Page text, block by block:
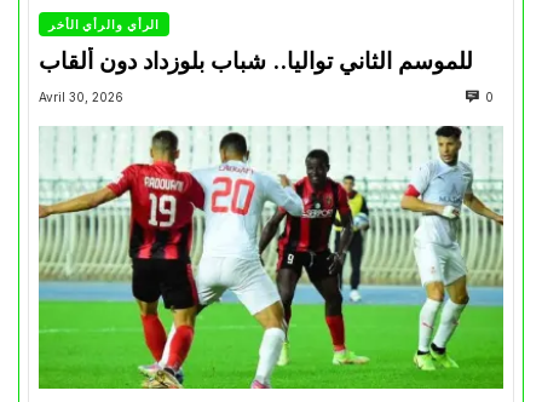
الرأي والرأي الأخر
للموسم الثاني تواليا.. شباب بلوزداد دون ألقاب
Avril 30, 2026 0